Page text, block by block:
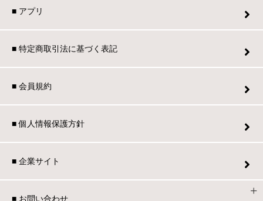
■ アプリ
■ 特定商取引法に基づく表記
■ 会員規約
■ 個人情報保護方針
■ 企業サイト
■ お問い合わせ